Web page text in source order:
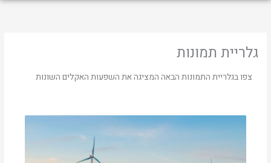
גלריית תמונות
צפו בגלריית התמונות הבאה המציגה את השפעות האקלים השונות